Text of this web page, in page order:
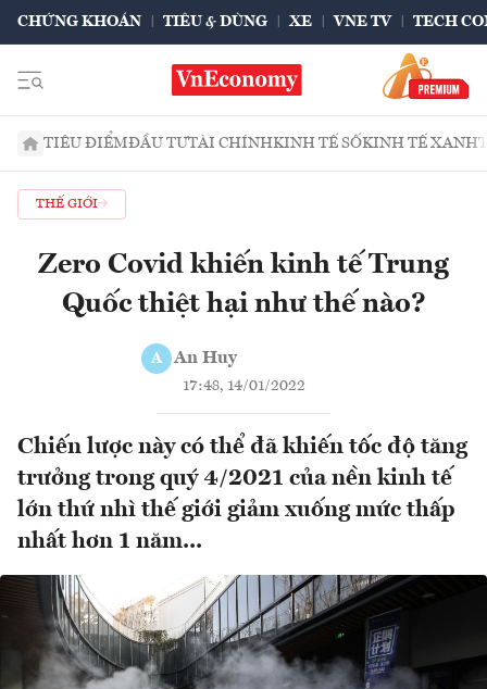
CHỨNG KHOÁN TIÊU & DÙNG XE VNE TV TECH
TIÊU ĐIỂMĐẦU TƯTÀI CHÍNHKINH TẾ SỐKINH TẾ XANH
THẾ GIỚI
Zero Covid khiến kinh tế Trung
Quốc thiệt hại như thế nào?
A An Huy
17:48, 14/01/2022
Chiến lược này có thể đã khiến tốc độ tăng
trưởng trong quý 4/2021 của nền kinh tế
lớn thứ nhì thế giới giảm xuống mức thấp
nhất hơn 1 năm...